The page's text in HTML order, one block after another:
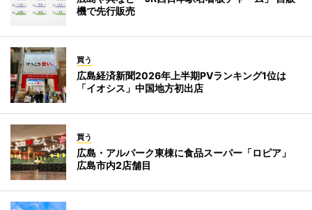
機で先行販売
買う
広島経済新聞2026年上半期PVランキング1位は
「イオシス」中国地方初出店
買う
広島・アルパーク東棟に食品スーパー「ロピア」
広島市内2店舗目